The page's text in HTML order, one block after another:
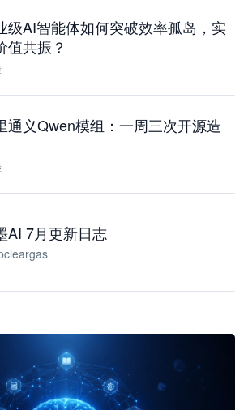
级AI智能体如何突破效率孤岛，实
值共振？
通义Qwen模组：一周三次开源造
AI 7月更新日志